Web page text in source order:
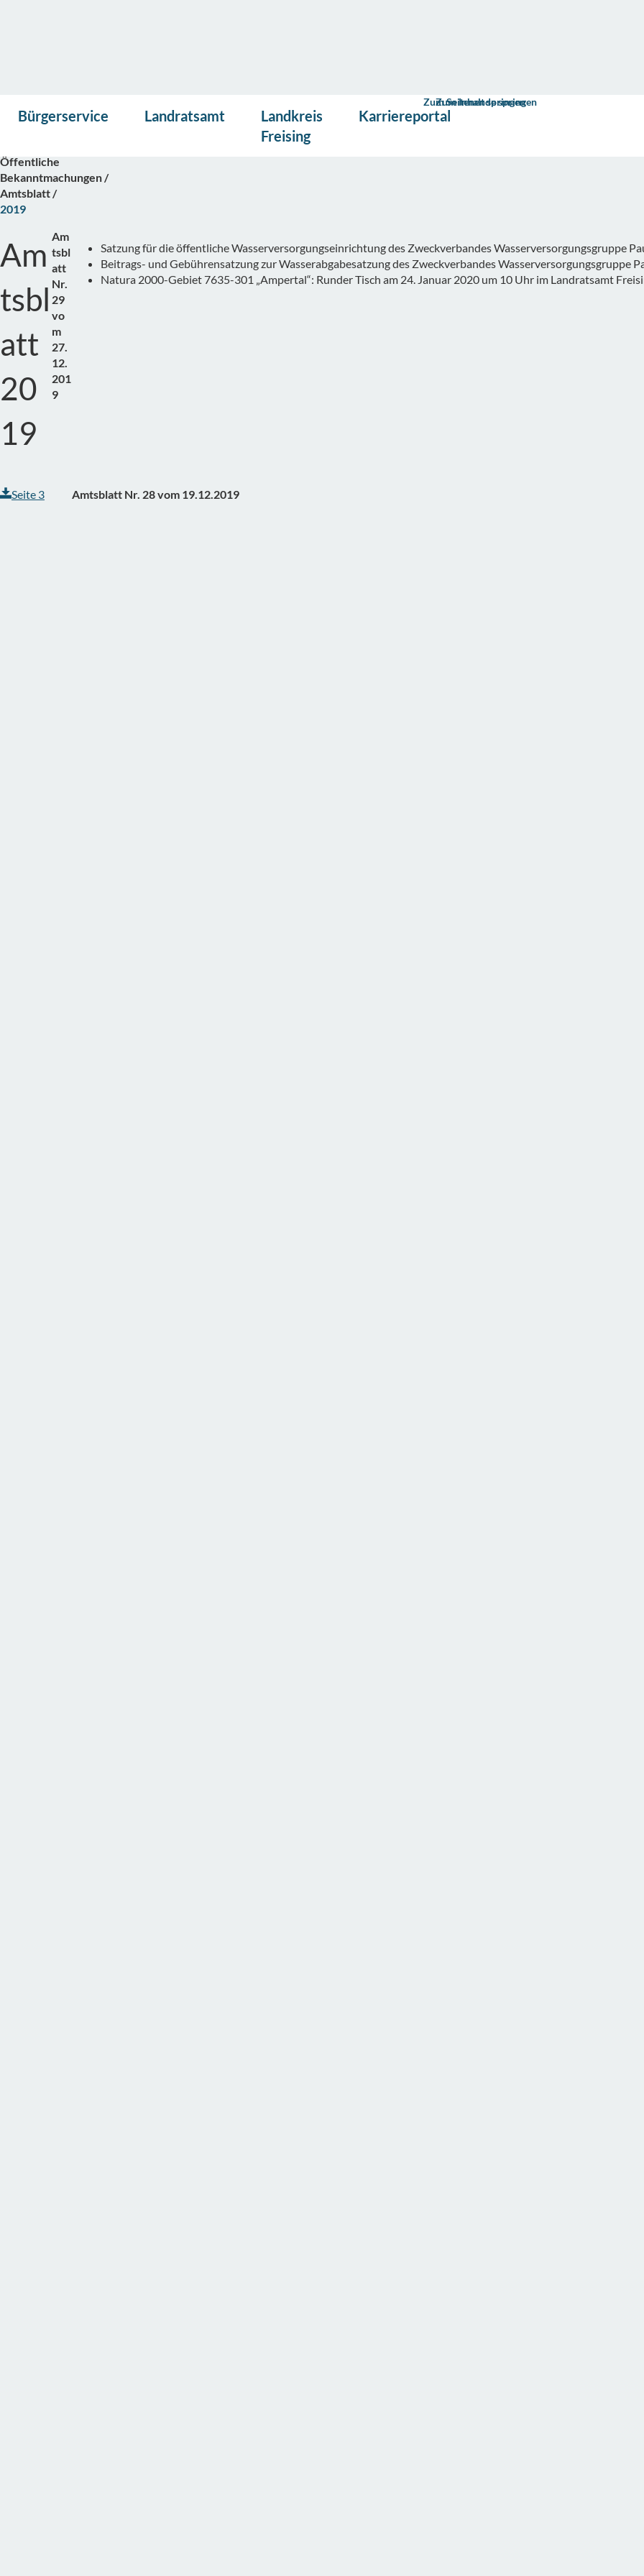
Zum Inhalt springen
Zum Seitenende springen
PresseKontakt Suche
Bürgerservice Landratsamt
Landkreis
Freising
Karriereportal
Startseite
Öffentliche
Bekanntmachungen
Amtsblatt
2019
lese
Am
tsbl
att
20
19
Am
tsbl
att
Nr.
29
vo
m
27.
12.
201
9
Satzung für die öffentliche Wasserversorgungseinrichtung des Zweckverbandes Wasserversorgungsgruppe
Beitrags- und Gebührensatzung zur Wasserabgabesatzung des Zweckverbandes Wasserversorgungsgruppe
Natura 2000-Gebiet 7635-301 „Ampertal“: Runder Tisch am 24. Januar 2020 um 10 Uhr im Landratsamt
Seite 3
Amtsblatt Nr. 28 vom 19.12.2019